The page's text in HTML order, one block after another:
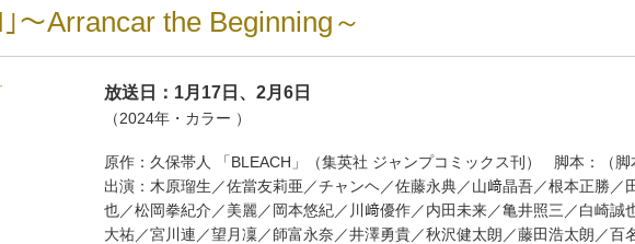
～Arrancar the Beginning～
放送日：1月17日、2月6日
（2024年・カラー ）
原作：久保帯人 「BLEACH」（集英社 ジャンプコミックス刊） 脚本：（
出演：木原瑠生／佐當友莉亜／チャンヘ／佐藤永典／山﨑晶吾／根本正勝／
也／松岡拳紀介／美麗／岡本悠紀／川﨑優作／内田未来／亀井照三／白崎誠
大祐／宮川連／望月凜／師富永奈／井澤勇貴／秋沢健太朗／藤田浩太朗／百